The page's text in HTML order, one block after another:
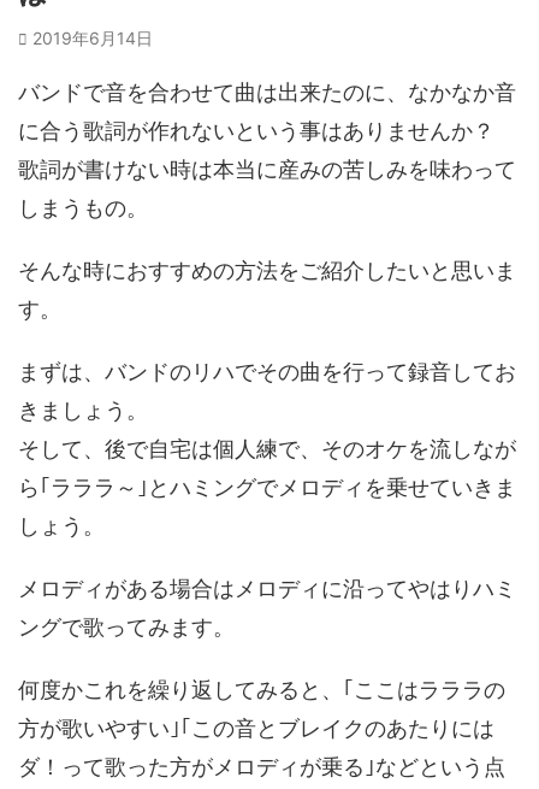
2019年6月14日
バンドで音を合わせて曲は出来たのに、なかなか音
に合う歌詞が作れないという事はありませんか？
歌詞が書けない時は本当に産みの苦しみを味わって
しまうもの。
そんな時におすすめの方法をご紹介したいと思いま
す。
まずは、バンドのリハでその曲を行って録音してお
きましょう。
そして、後で自宅は個人練で、そのオケを流しなが
ら｢ラララ～｣とハミングでメロディを乗せていきま
しょう。
メロディがある場合はメロディに沿ってやはりハミ
ングで歌ってみます。
何度かこれを繰り返してみると、｢ここはラララの
方が歌いやすい｣｢この音とブレイクのあたりには
ダ！って歌った方がメロディが乗る｣などという点